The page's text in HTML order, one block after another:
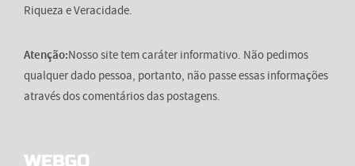
Riqueza e Veracidade.
Atenção:Nosso site tem caráter informativo. Não pedimos
qualquer dado pessoa, portanto, não passe essas informações
através dos comentários das postagens.